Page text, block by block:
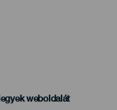
weboldalát